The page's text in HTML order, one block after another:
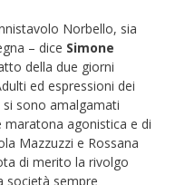
Norbello, sia
– dice Simone
della due giorni
ed espressioni dei
sono amalgamati
agonistica e di
Mazzuzzi e Rossana
di merito la rivolgo
società sempre